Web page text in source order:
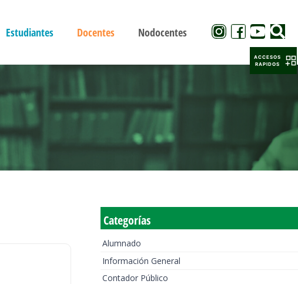
Estudiantes Docentes Nodocentes
Categorías
Alumnado
Información General
Contador Público
ACCESOS
RAPIDOS